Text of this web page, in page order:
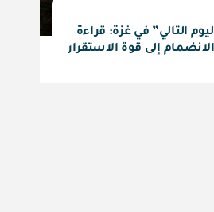
التالي” في غزة: قراءة
إلى قوة الاستقرار